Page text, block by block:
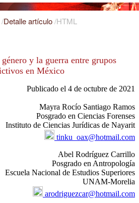
/Detalle artículo/HTML